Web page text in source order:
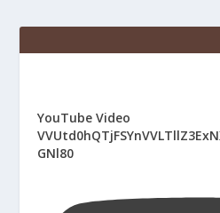
YouTube Video
GNl80